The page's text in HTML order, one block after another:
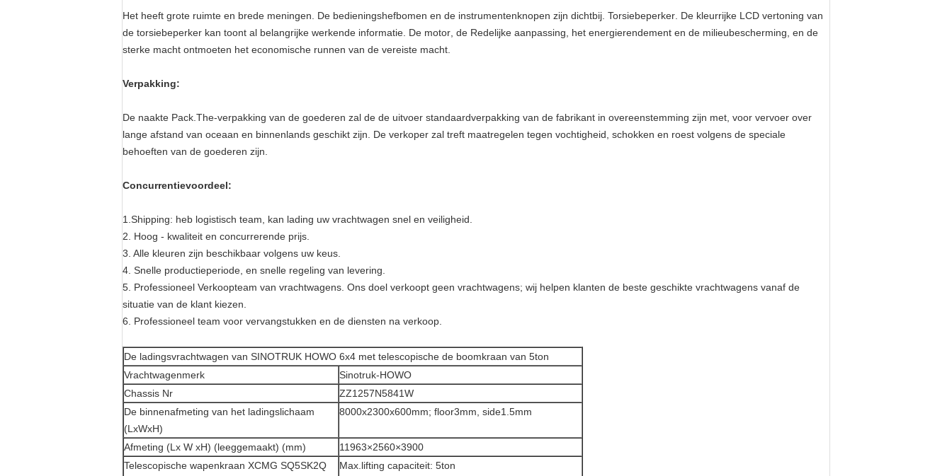
Het heeft grote ruimte en brede meningen. De bedieningshefbomen en de instrumentenknopen zijn dichtbij. Torsiebeperker De kleurrijke LCD vertoning van
de torsiebeperker kan toont al belangrijke werkende informatie. De motor de Redelijke aanpassing, het energierendement en de milieubescherming, en de
sterke macht ontmoeten het economische runnen van de vereiste macht.
Verpakking:
De naakte Pack.The-verpakking van de goederen zal de de uitvoer standaardverpakking van de fabrikant in overeenstemming zijn met, voor vervoer over
lange afstand van oceaan en binnenlands geschikt zijn. De verkoper zal treft maatregelen tegen vochtigheid, schokken en roest volgens de speciale
behoeften van de goederen zijn.
Concurrentievoordeel:
1.Shipping: heb logistisch team, kan lading uw vrachtwagen snel en veiligheid.
2. Hoog - kwaliteit en concurrerende prijs.
3. Alle kleuren zijn beschikbaar volgens uw keus.
4. Snelle productieperiode, en snelle regeling van levering.
5. Professioneel Verkoopteam van vrachtwagens. Ons doel verkoopt geen vrachtwagens; wij helpen klanten de beste geschikte vrachtwagens vanaf de
situatie van de klant kiezen.
6. Professioneel team voor vervangstukken en de diensten na verkoop.
De ladingsvrachtwagen van SINOTRUK HOWO 6x4 met telescopische de boomkraan van 5ton
Vrachtwagenmerk
Sinotruk-HOWO
Chassis Nr
ZZ1257N5841W
De binnenafmeting van het ladingslichaam
(LxWxH)
8000x2300x600mm; floor3mm, side1.5mm
Afmeting (Lx W xH) (leeggemaakt) (mm)
11963×2560×3900
Telescopische wapenkraan XCMG SQ5SK2Q
Max.lifting capaciteit: 5ton